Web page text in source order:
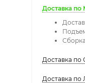
Доставка
Доставка по
Доставка по